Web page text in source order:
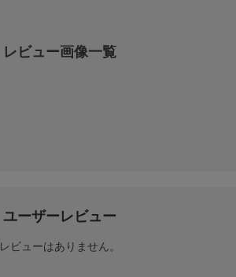
レビュー画像一覧
ユーザーレビュー
レビューはありません。